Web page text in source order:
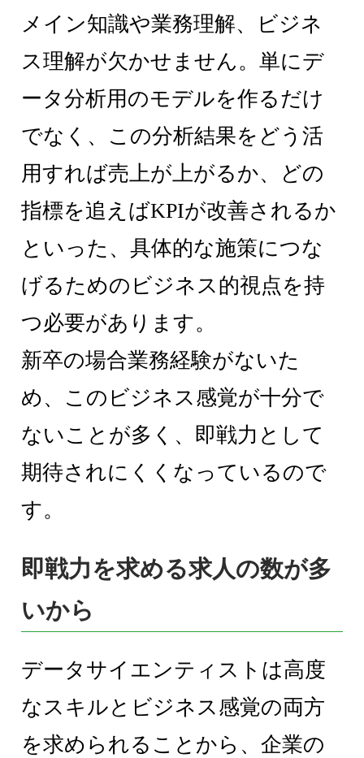
メイン知識や業務理解、ビジネ
ス理解が欠かせません。単にデ
ータ分析用のモデルを作るだけ
でなく、この分析結果をどう活
用すれば売上が上がるか、どの
指標を追えばKPIが改善されるか
といった、具体的な施策につな
げるためのビジネス的視点を持
つ必要があります。
新卒の場合業務経験がないた
め、このビジネス感覚が十分で
ないことが多く、即戦力として
期待されにくくなっているので
す。
即戦力を求める求人の数が多
いから
データサイエンティストは高度
なスキルとビジネス感覚の両方
を求められることから、企業の